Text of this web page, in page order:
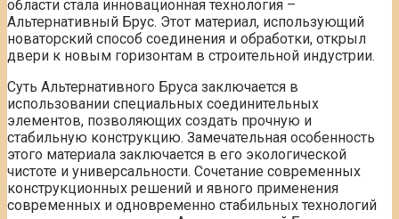
области стала инновационная технология –
Альтернативный Брус. Этот материал, использующий
новаторский способ соединения и обработки, открыл
двери к новым горизонтам в строительной индустрии.
Суть Альтернативного Бруса заключается в
использовании специальных соединительных
элементов, позволяющих создать прочную и
стабильную конструкцию. Замечательная особенность
этого материала заключается в его экологической
чистоте и универсальности. Сочетание современных
конструкционных решений и явного применения
современных и одновременно стабильных технологий